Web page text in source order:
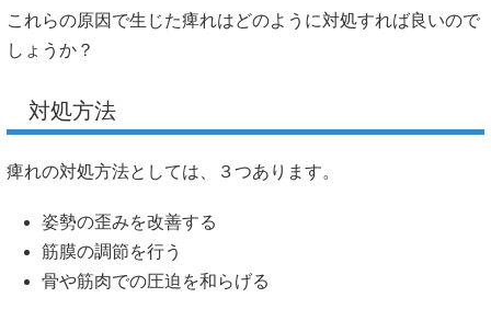
これらの原因で生じた痺れはどのように対処すれば良いので
しょうか？
対処方法
痺れの対処方法としては、３つあります。
姿勢の歪みを改善する
筋膜の調節を行う
骨や筋肉での圧迫を和らげる